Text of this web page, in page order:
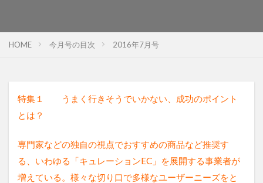
HOME 今月号の目次 2016年7月号
特集１ うまく行きそうでいかない、成功のポイント
とは？
専門家などの独自の視点でおすすめの商品など推奨す
る、いわゆる「キュレーションEC」を展開する事業者が
増えている。様々な切り口で多様なユーザーニーズをと